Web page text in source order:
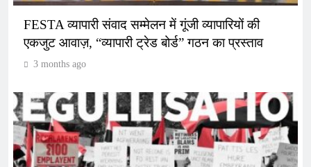
FESTA व्यापारी संवाद सम्मेलन में गूंजी व्यापारियों की
एकजुट आवाज़, “व्यापारी ट्रेड बोर्ड” गठन का प्रस्ताव
3 months ago